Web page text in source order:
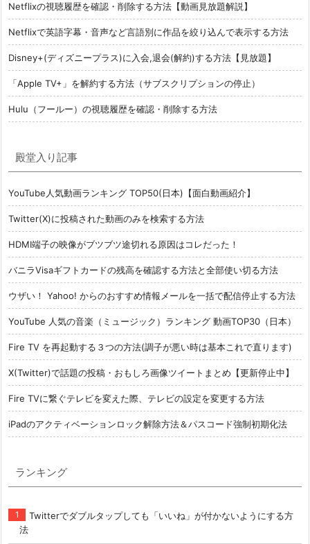
Netflixの視聴履歴を確認・削除する方法【動画見放題解説】
Netflixで英語字幕・音声など言語別に作品を絞り込んで表示する方法
Disney+(ディズニープラス)に入会,退会(解約)する方法【見放題】
「Apple TV+」を解約する方法（サブスクリプションの停止）
Hulu（フールー）の視聴履歴を確認・削除する方法
殿堂入り記事
YouTube人気動画ランキング TOP50(日本)【面白動画紹介】
Twitter(X)に投稿された動画のみを検索する方法
HDMI端子の映像がブツブツ途切れる原因はコレだった！
バニラVisaギフトカードの残高を確認する方法と全部使い切る方法
ウザい！ Yahoo! からのおすすめ情報メールを一括で配信停止する方法
YouTube 人気の音楽（ミュージック）ランキング 動画TOP30（日本）
Fire TV を再起動する３つの方法(調子が悪い時は基本これで直ります)
X(Twitter)で話題の投稿・おもしろ画像ツイートまとめ【更新停止中】
Fire TVに繋ぐテレビを変えた際、テレビの設定を変更する方法
iPadのアクティベーションロック解除方法＆パスコード強制初期化法
ランキング
Twitterでダブルタップしても「いいね」が付かないようにする方
法